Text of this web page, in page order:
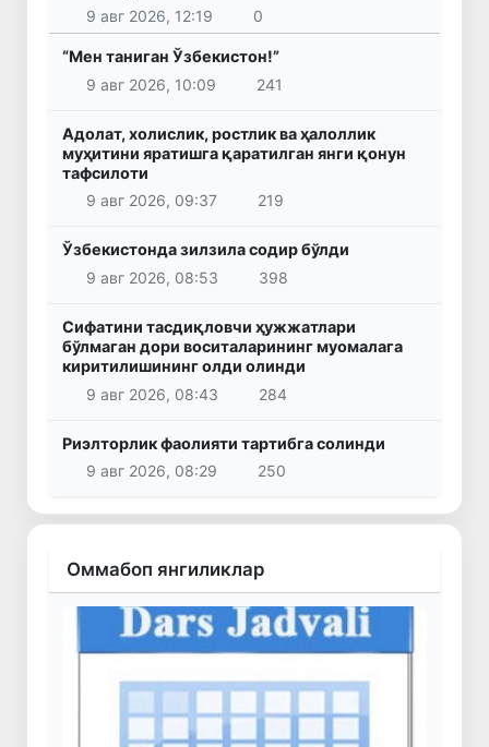
9 авг 2026, 12:19 0
“Мен таниган Ўзбекистон!”
9 авг 2026, 10:09
241
Адолат, холислик, ростлик ва ҳалоллик
муҳитини яратишга қаратилган янги қонун
тафсилоти
9 авг 2026, 09:37
219
Ўзбекистонда зилзила содир бўлди
9 авг 2026, 08:53
398
Сифатини тасдиқловчи ҳужжатлари
бўлмаган дори воситаларининг муомалага
киритилишининг олди олинди
9 авг 2026, 08:43
284
Риэлторлик фаолияти тартибга солинди
9 авг 2026, 08:29
250
Оммабоп янгиликлар